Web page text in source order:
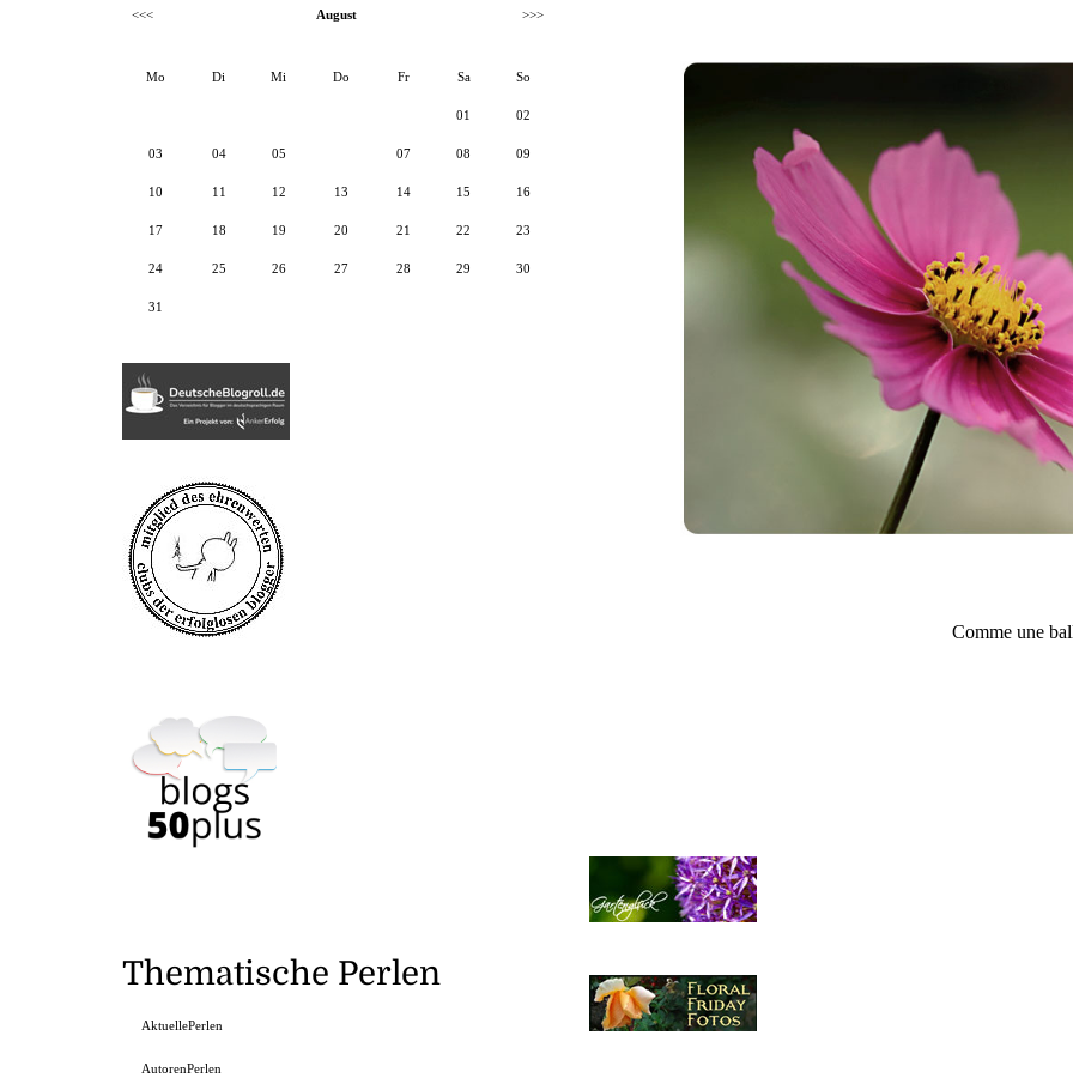
Comme une
<<< August >>>
Mo Di Mi Do Fr Sa So
01 02
03 04 05 07 08 09
10 11 12 13 14 15 16
17 18 19 20 21 22 23
24 25 26 27 28 29 30
31
Thematische Perlen
AktuellePerlen
AutorenPerlen